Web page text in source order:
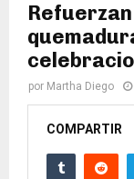
por Martha Diego
COMPARTIR